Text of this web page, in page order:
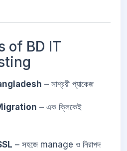
of BD IT
– সাশ্রয়ী প্যাকেজ
– এক ক্লিকেই
– সহজে manage ও নিরাপদ